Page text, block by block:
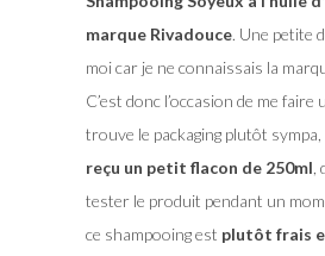
marque Rivadouce. Une petite
moi car je ne connaissais la
C’est donc l’occasion de me faire
trouve le packaging plutôt sympa,
reçu un petit flacon de 250ml
tester le produit pendant un
ce shampooing est plutôt frais